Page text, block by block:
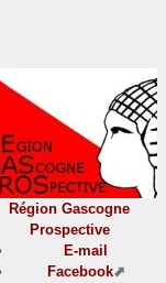
Région Gascogne
Prospective
E-mail
Facebook